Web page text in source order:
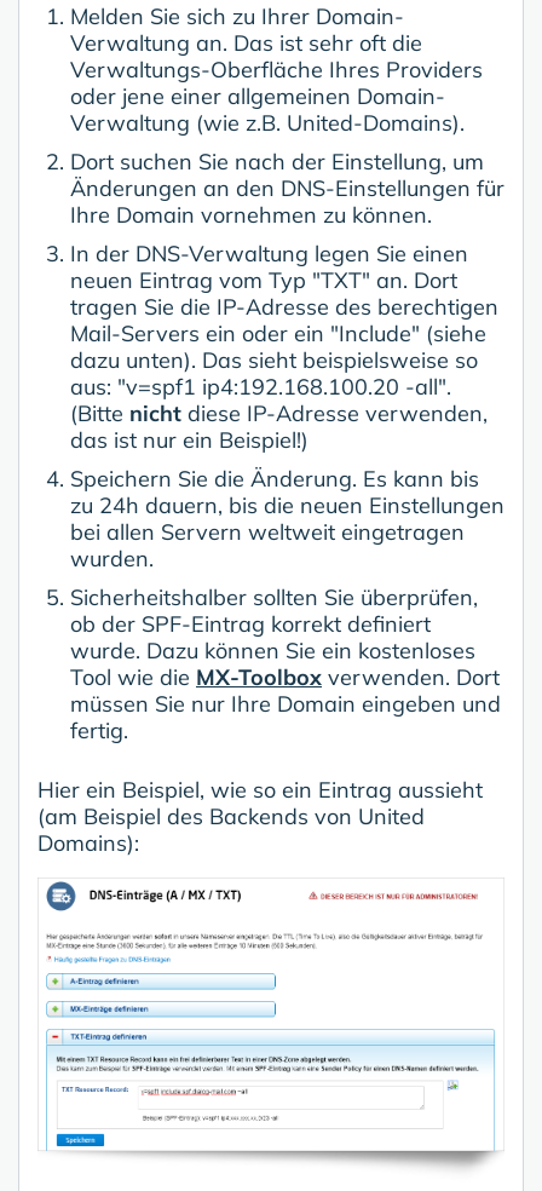
Melden Sie sich zu Ihrer Domain-
Verwaltung an. Das ist sehr oft die
Verwaltungs-Oberfläche Ihres Providers
oder jene einer allgemeinen Domain-
Verwaltung (wie z.B. United-Domains).
Dort suchen Sie nach der Einstellung, um
Änderungen an den DNS-Einstellungen für
Ihre Domain vornehmen zu können.
In der DNS-Verwaltung legen Sie einen
neuen Eintrag vom Typ "TXT" an. Dort
tragen Sie die IP-Adresse des berechtigen
Mail-Servers ein oder ein "Include" (siehe
dazu unten). Das sieht beispielsweise so
aus: "v=spf1 ip4:192.168.100.20 -all".
(Bitte nicht diese IP-Adresse verwenden,
das ist nur ein Beispiel!)
Speichern Sie die Änderung. Es kann bis
zu 24h dauern, bis die neuen Einstellungen
bei allen Servern weltweit eingetragen
wurden.
Sicherheitshalber sollten Sie überprüfen,
ob der SPF-Eintrag korrekt definiert
wurde. Dazu können Sie ein kostenloses
Tool wie die MX-Toolbox verwenden. Dort
müssen Sie nur Ihre Domain eingeben und
fertig.
Hier ein Beispiel, wie so ein Eintrag aussieht
(am Beispiel des Backends von United
Domains):